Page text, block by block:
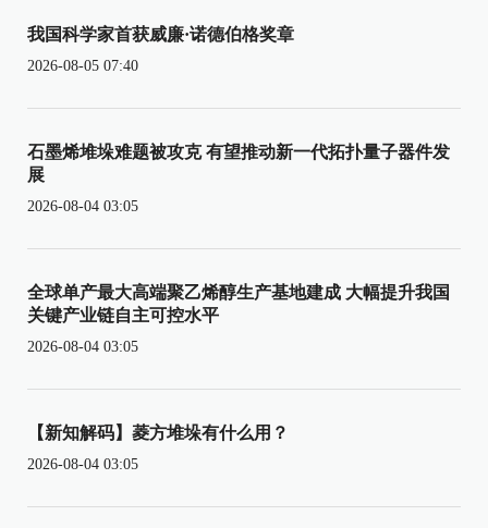
我国科学家首获威廉·诺德伯格奖章
2026-08-05 07:40
石墨烯堆垛难题被攻克 有望推动新一代拓扑量子器件发
展
2026-08-04 03:05
全球单产最大高端聚乙烯醇生产基地建成 大幅提升我国
关键产业链自主可控水平
2026-08-04 03:05
【新知解码】菱方堆垛有什么用？
2026-08-04 03:05